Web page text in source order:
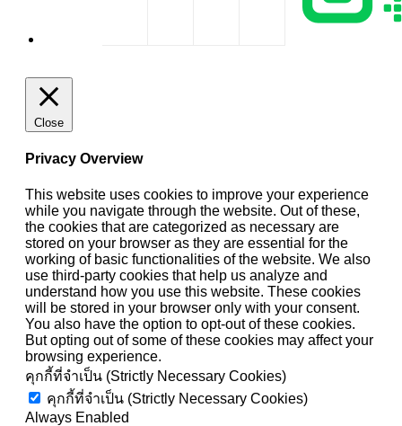
Close
Privacy Overview
This website uses cookies to improve your experience
while you navigate through the website. Out of these,
the cookies that are categorized as necessary are
stored on your browser as they are essential for the
working of basic functionalities of the website. We also
use third-party cookies that help us analyze and
understand how you use this website. These cookies
will be stored in your browser only with your consent.
You also have the option to opt-out of these cookies.
But opting out of some of these cookies may affect your
browsing experience.
คุกกี้ที่จำเป็น (Strictly Necessary Cookies)
คุกกี้ที่จำเป็น (Strictly Necessary Cookies)
Always Enabled